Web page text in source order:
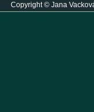
Copyright© Jana